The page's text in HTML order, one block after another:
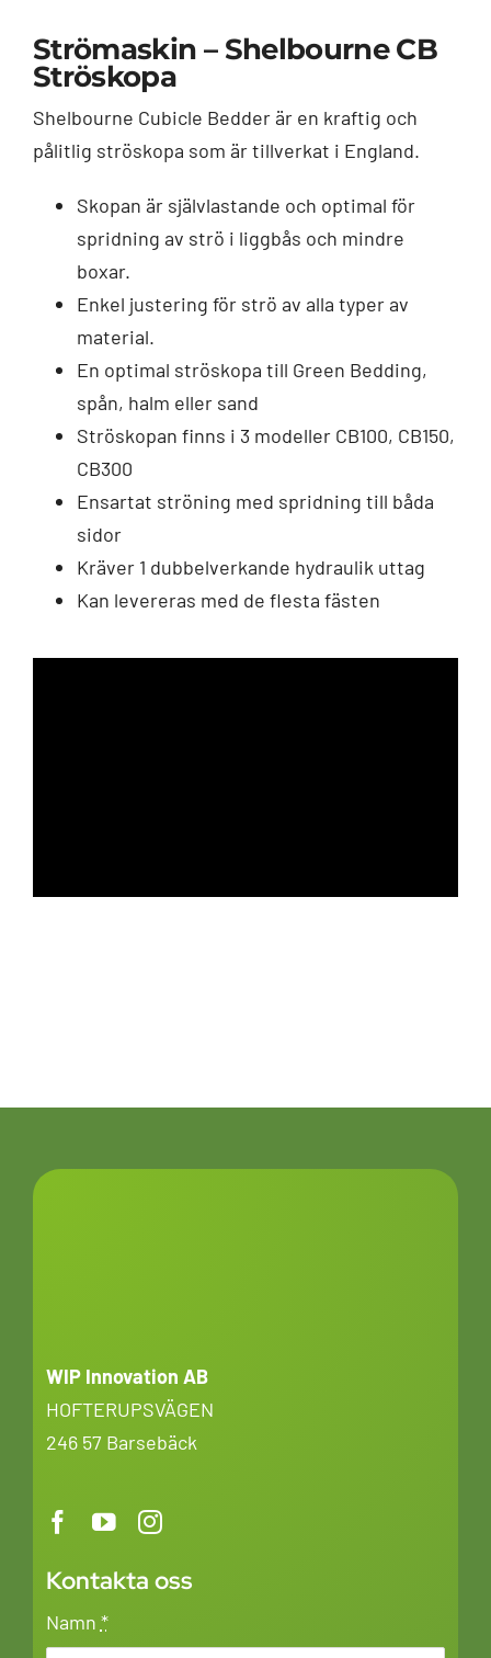
Strömaskin – Shelbourne CB
Ströskopa
Shelbourne Cubicle Bedder är en kraftig och
pålitlig ströskopa som är tillverkat i England.
Skopan är självlastande och optimal för
spridning av strö i liggbås och mindre
boxar.
Enkel justering för strö av alla typer av
material.
En optimal ströskopa till Green Bedding,
spån, halm eller sand
Ströskopan finns i 3 modeller CB100, CB150,
CB300
Ensartat ströning med spridning till båda
sidor
Kräver 1 dubbelverkande hydraulik uttag
Kan levereras med de flesta fästen
WIP Innovation AB
HOFTERUPSVÄGEN
246 57 Barsebäck
Kontakta oss
Namn *